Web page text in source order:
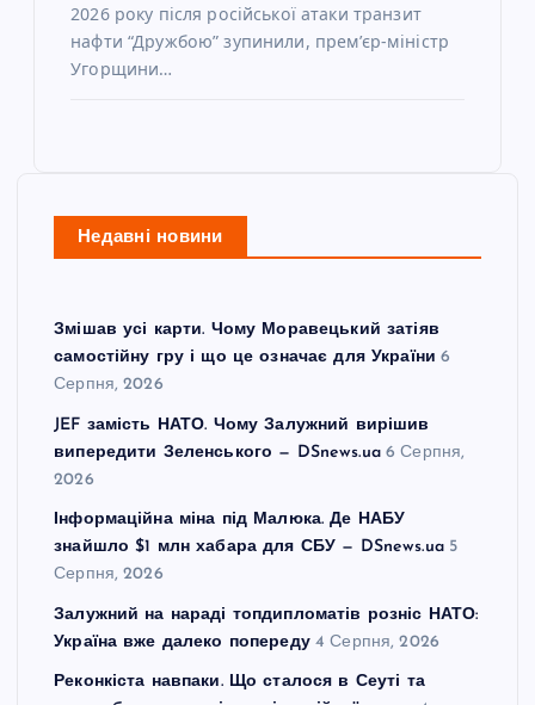
2026 року після російської атаки транзит
нафти “Дружбою” зупинили, прем’єр-міністр
Угорщини…
Недавні новини
Змішав усі карти. Чому Моравецький затіяв
самостійну гру і що це означає для України 6
Серпня, 2026
JEF замість НАТО. Чому Залужний вирішив
випередити Зеленського — DSnews.ua 6 Серпня,
2026
Інформаційна міна під Малюка. Де НАБУ
знайшло $1 млн хабара для СБУ — DSnews.ua 5
Серпня, 2026
Залужний на нараді топдипломатів розніс НАТО:
Україна вже далеко попереду 4 Серпня, 2026
Реконкіста навпаки. Що сталося в Сеуті та